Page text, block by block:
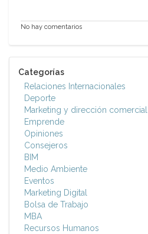
No hay comentarios
Categorías
Relaciones Internacionales
Deporte
Marketing y dirección comercial
Emprende
Opiniones
Consejeros
BIM
Medio Ambiente
Eventos
Marketing Digital
Bolsa de Trabajo
MBA
Recursos Humanos